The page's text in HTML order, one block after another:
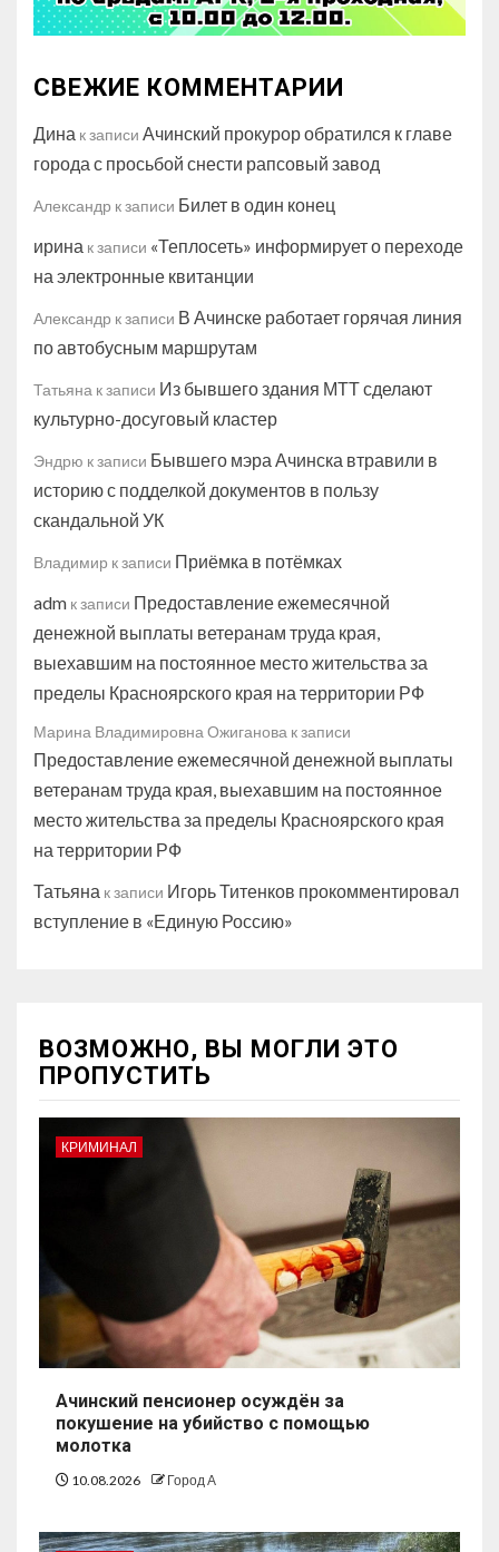
СВЕЖИЕ КОММЕНТАРИИ
Дина к записи Ачинский прокурор обратился к главе
города с просьбой снести рапсовый завод
Александр к записи Билет в один конец
ирина к записи «Теплосеть» информирует о переходе
на электронные квитанции
Александр к записи В Ачинске работает горячая линия
по автобусным маршрутам
Татьяна к записи Из бывшего здания МТТ сделают
культурно-досуговый кластер
Эндрю к записи Бывшего мэра Ачинска втравили в
историю с подделкой документов в пользу
скандальной УК
Владимир к записи Приёмка в потёмках
adm к записи Предоставление ежемесячной
денежной выплаты ветеранам труда края,
выехавшим на постоянное место жительства за
пределы Красноярского края на территории РФ
Марина Владимировна Ожиганова к записи
Предоставление ежемесячной денежной выплаты
ветеранам труда края, выехавшим на постоянное
место жительства за пределы Красноярского края
на территории РФ
Татьяна к записи Игорь Титенков прокомментировал
вступление в «Единую Россию»
ВОЗМОЖНО, ВЫ МОГЛИ ЭТО
ПРОПУСТИТЬ
КРИМИНАЛ
Ачинский пенсионер осуждён за
покушение на убийство с помощью
молотка
10.08.2026 Город А